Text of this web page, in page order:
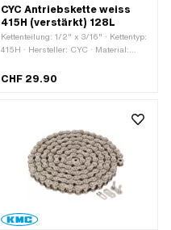
CYC Antriebskette weiss
415H (verstärkt) 128L
Kettenteilung: 1/2" x 3/16" · Kettentyp:
415H · Hersteller: CYC · Material:
Kettenglieder: 128 Stk. · Abrollumfang:
CHF 29.90